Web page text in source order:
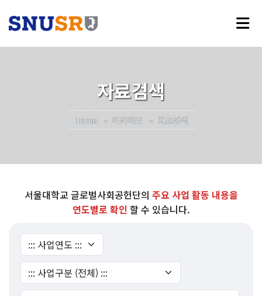
자료검색
Home 아카이브 자료검색
서울대학교 글로벌사회공헌단의 주요 사업 활동 내용을
연도별로 확인 할 수 있습니다.